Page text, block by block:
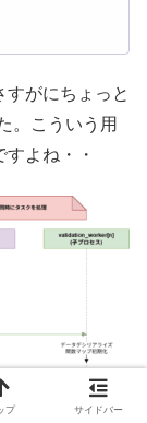
がにちょっと
。こういう用
よね・・
プ サイドバー